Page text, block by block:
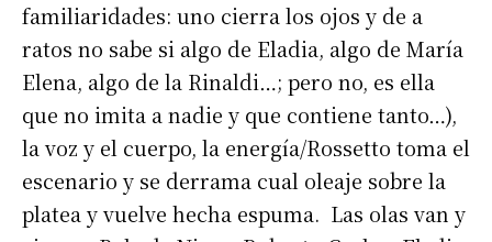
familiaridades: uno cierra los ojos y de a
ratos no sabe si algo de Eladia, algo de María
Elena, algo de la Rinaldi…; pero no, es ella
que no imita a nadie y que contiene tanto…),
la voz y el cuerpo, la energía/Rossetto toma el
escenario y se derrama cual oleaje sobre la
platea y vuelve hecha espuma. Las olas van y